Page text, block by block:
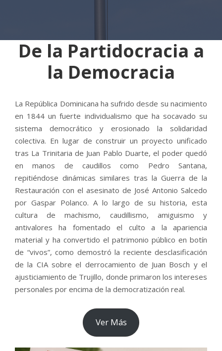
De la Partidocracia a
la Democracia
La República Dominicana ha sufrido desde su nacimiento
en 1844 un fuerte individualismo que ha socavado su
sistema democrático y erosionado la solidaridad
colectiva. En lugar de construir un proyecto unificado
tras La Trinitaria de Juan Pablo Duarte, el poder quedó
en manos de caudillos como Pedro Santana,
repitiéndose dinámicas similares tras la Guerra de la
Restauración con el asesinato de José Antonio Salcedo
por Gaspar Polanco. A lo largo de su historia, esta
cultura de machismo, caudillismo, amiguismo y
antivalores ha fomentado el culto a la apariencia
material y ha convertido el patrimonio público en botín
de “vivos”, como demostró la reciente desclasificación
de la CIA sobre el derrocamiento de Juan Bosch y el
ajusticiamiento de Trujillo, donde primaron los intereses
personales por encima de la democratización real.
Ver Más